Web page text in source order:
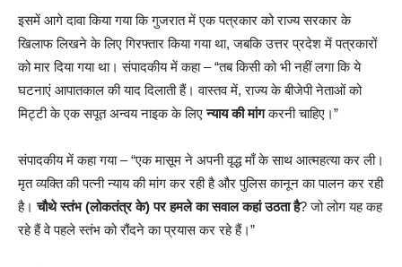
इसमें आगे दावा किया गया कि गुजरात में एक पत्रकार को राज्य सरकार के
खिलाफ लिखने के लिए गिरफ्तार किया गया था, जबकि उत्तर प्रदेश में पत्रकारों
को मार दिया गया था। संपादकीय में कहा – “तब किसी को भी नहीं लगा कि ये
घटनाएं आपातकाल की याद दिलाती हैं। वास्तव में, राज्य के बीजेपी नेताओं को
मिट्टी के एक सपूत अन्वय नाइक के लिएन्याय की मांगकरनी चाहिए।”
संपादकीय में कहा गया – “एक मासूम ने अपनी वृद्ध माँ के साथ आत्महत्या कर ली।
मृत व्यक्ति की पत्नी न्याय की मांग कर रही है और पुलिस कानून का पालन कर रही
है।चौथे स्तंभ (लोकतंत्र के) पर हमले का सवाल कहां उठता है? जो लोग यह कह
रहे हैं वे पहले स्तंभ को रौंदने का प्रयास कर रहे हैं।”